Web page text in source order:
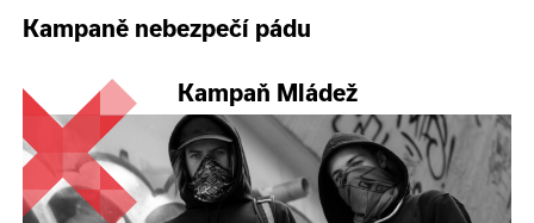
Kampaně nebezpečí pádu
Kampaň Mládež